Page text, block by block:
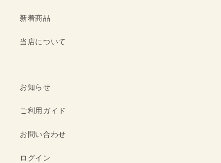
新着商品
当店について
お知らせ
ご利用ガイド
お問い合わせ
ログイン